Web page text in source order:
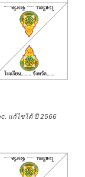
แก้ไขได้ ปี 2566